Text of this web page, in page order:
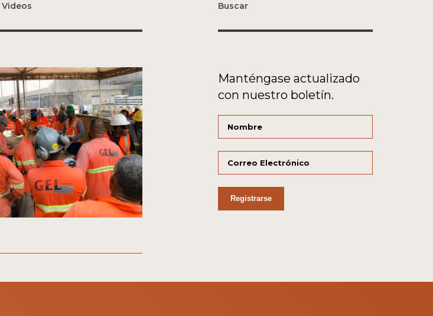
Videos
Buscar
por:
Manténgase actualizado
con nuestro boletín.